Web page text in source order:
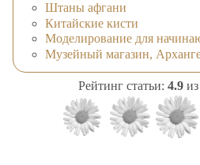
Штаны афгани
Китайские кисти
Моделирование для
Музейный магазин,
Рейтинг статьи: 4.9 из